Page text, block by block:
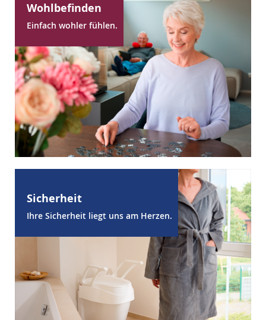
Wohlbefinden
Einfach wohler fühlen.
Sicherheit
Ihre Sicherheit liegt uns am Herzen.